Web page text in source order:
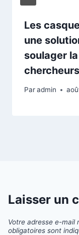
Les
une
soulager
chercheurs
Paradmin
Laisser un
Votre adresse e-mail
obligatoires sont